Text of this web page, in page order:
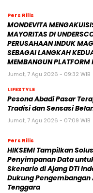
Pers Rilis
MONDEVITA
MAYORITAS DI
PERUSAHAAN INDUK
SEBAGAI LANGKAH
MEMBANGUN PLATFORM
Jumat, 7 Agu 2026 - 09:32 WIB
LIFESTYLE
Pesona Abadi Pasar
Tradisi dan Sensasi
Jumat, 7 Agu 2026 - 07:09 WIB
Pers Rilis
HIKSEMI Tampilkan
Penyimpanan Data
Skenario di Ajang DTI
Dukung Pengembangan
Tenggara